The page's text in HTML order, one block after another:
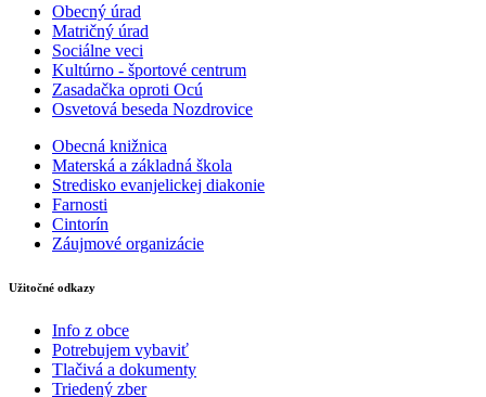
Obecný úrad
Matričný úrad
Sociálne veci
Kultúrno - športové centrum
Zasadačka oproti Ocú
Osvetová beseda Nozdrovice
Obecná knižnica
Materská a základná škola
Stredisko evanjelickej diakonie
Farnosti
Cintorín
Záujmové organizácie
Užitočné odkazy
Info z obce
Potrebujem vybaviť
Tlačivá a dokumenty
Triedený zber